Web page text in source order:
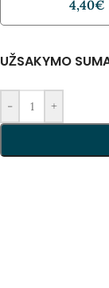
4,40€
UŽSAKYMO
- +